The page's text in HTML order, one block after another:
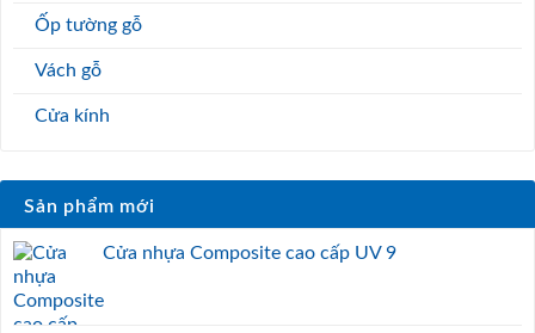
Ốp tường gỗ
Vách gỗ
Cửa kính
Sản phẩm mới
Cửa nhựa Composite cao cấp UV 9